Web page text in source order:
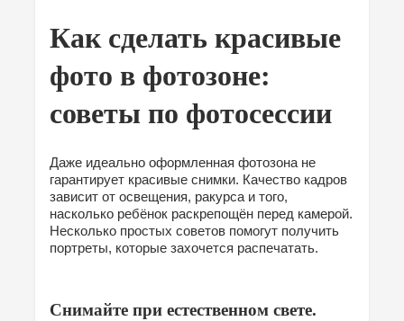
Как сделать красивые
фото в фотозоне:
советы по фотосессии
Даже идеально оформленная фотозона не
гарантирует красивые снимки. Качество кадров
зависит от освещения, ракурса и того,
насколько ребёнок раскрепощён перед камерой.
Несколько простых советов помогут получить
портреты, которые захочется распечатать.
Снимайте при естественном свете.